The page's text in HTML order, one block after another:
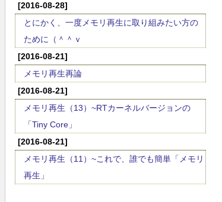
[2016-08-28]
とにかく、一度メモリ再生に取り組みたい方の
ために（＾＾ｖ
[2016-08-21]
メモリ再生再論
[2016-08-21]
メモリ再生（13）~RTカーネルバージョンの
「Tiny Core」
[2016-08-21]
メモリ再生（11）~これで、誰でも簡単「メモリ
再生」